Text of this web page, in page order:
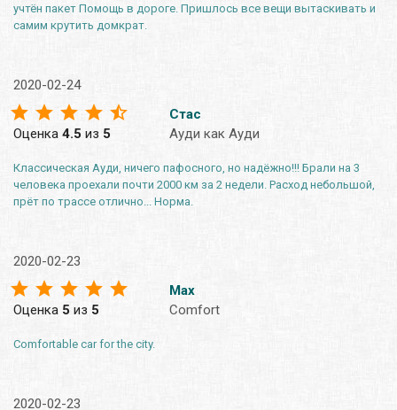
учтён пакет Помощь в дороге. Пришлось все вещи вытаскивать и
самим крутить домкрат.
2020-02-24
Оценка 4.5 из 5
Стас
Ауди как Ауди
Классическая Ауди, ничего пафосного, но надёжно!!! Брали на 3
человека проехали почти 2000 км за 2 недели. Расход небольшой,
прёт по трассе отлично... Норма.
2020-02-23
Оценка 5 из 5
Max
Comfort
Comfortable car for the city.
2020-02-23